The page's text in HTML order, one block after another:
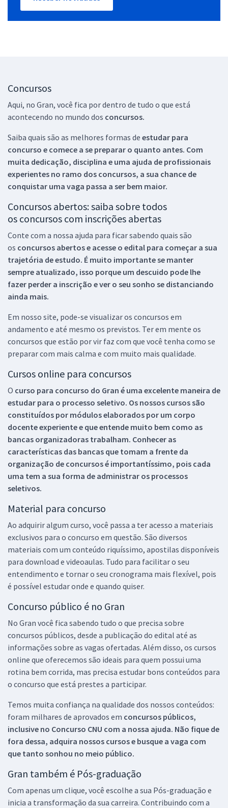
Concursos
Aqui, no Gran, você fica por dentro de tudo o que está
acontecendo no mundo dos concursos.
Saiba quais são as melhores formas de estudar para
concurso e comece a se preparar o quanto antes. Com
muita dedicação, disciplina e uma ajuda de profissionais
experientes no ramo dos concursos, a sua chance de
conquistar uma vaga passa a ser bem maior.
Concursos abertos: saiba sobre todos
os concursos com inscrições abertas
Conte com a nossa ajuda para ficar sabendo quais são
os concursos abertos e acesse o edital para começar a sua
trajetória de estudo. É muito importante se manter
sempre atualizado, isso porque um descuido pode lhe
fazer perder a inscrição e ver o seu sonho se distanciando
ainda mais.
Em nosso site, pode-se visualizar os concursos em
andamento e até mesmo os previstos. Ter em mente os
concursos que estão por vir faz com que você tenha como se
preparar com mais calma e com muito mais qualidade.
Cursos online para concursos
O curso para concurso do Gran é uma excelente maneira de
estudar para o processo seletivo. Os nossos cursos são
constituídos por módulos elaborados por um corpo
docente experiente e que entende muito bem como as
bancas organizadoras trabalham. Conhecer as
características das bancas que tomam a frente da
organização de concursos é importantíssimo, pois cada
uma tem a sua forma de administrar os processos
seletivos.
Material para concurso
Ao adquirir algum curso, você passa a ter acesso a materiais
exclusivos para o concurso em questão. São diversos
materiais com um conteúdo riquíssimo, apostilas disponíveis
para download e videoaulas. Tudo para facilitar o seu
entendimento e tornar o seu cronograma mais flexível, pois
é possível estudar onde e quando quiser.
Concurso público é no Gran
No Gran você fica sabendo tudo o que precisa sobre
concursos públicos, desde a publicação do edital até as
informações sobre as vagas ofertadas. Além disso, os cursos
online que oferecemos são ideais para quem possui uma
rotina bem corrida, mas precisa estudar bons conteúdos para
o concurso que está prestes a participar.
Temos muita confiança na qualidade dos nossos conteúdos:
foram milhares de aprovados em concursos públicos,
inclusive no Concurso CNU com a nossa ajuda. Não fique de
fora dessa, adquira nossos cursos e busque a vaga com
que tanto sonhou no meio público.
Gran também é Pós-graduação
Com apenas um clique, você escolhe a sua Pós-graduação e
inicia a transformação da sua carreira. Contribuindo com a